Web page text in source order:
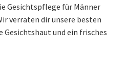
Gesichtspflege für Männer
verraten dir unsere besten
und ein frisches